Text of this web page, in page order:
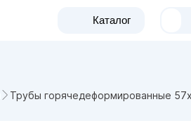
Каталог
Трубы горячедеформированные